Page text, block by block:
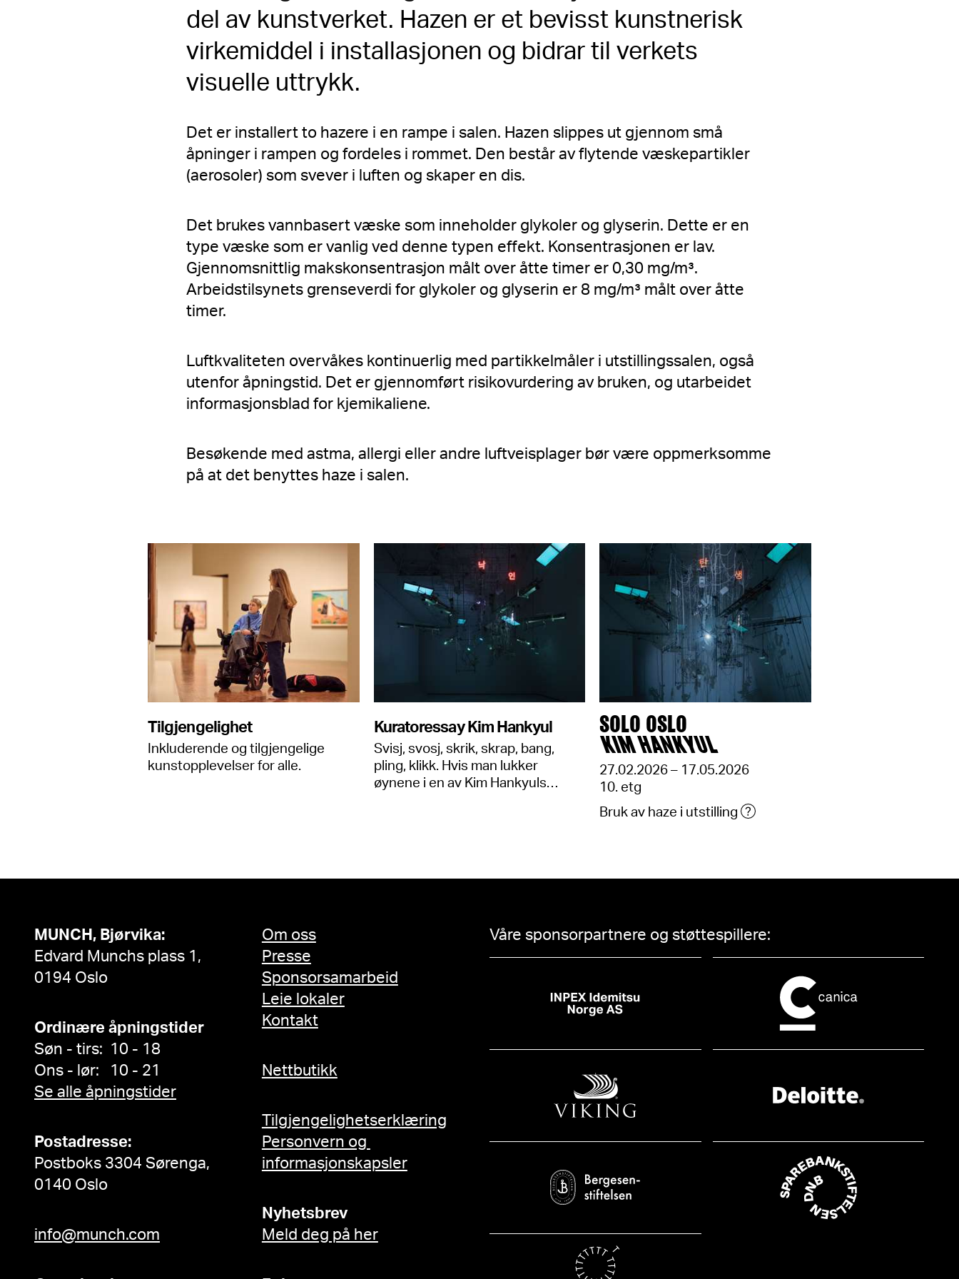
del av kunstverket. Hazen er et bevisst kunstnerisk
virkemiddel i installasjonen og bidrar til verkets
visuelle uttrykk.
Det er installert to hazere i en rampe i salen. Hazen slippes ut gjennom små
åpninger i rampen og fordeles i rommet. Den består av flytende væskepartikler
(aerosoler) som svever i luften og skaper en dis.
Det brukes vannbasert væske som inneholder glykoler og glyserin. Dette er en
type væske som er vanlig ved denne typen effekt. Konsentrasjonen er lav.
Gjennomsnittlig makskonsentrasjon målt over åtte timer er 0,30 mg/m³.
Arbeidstilsynets grenseverdi for glykoler og glyserin er 8 mg/m³ målt over åtte
timer.
Luftkvaliteten overvåkes kontinuerlig med partikkelmåler i utstillingssalen, også
utenfor åpningstid. Det er gjennomført risikovurdering av bruken, og utarbeidet
informasjonsblad for kjemikaliene.
Besøkende med astma, allergi eller andre luftveisplager bør være oppmerksomme
på at det benyttes haze i salen.
Tilgjengelighet
Inkluderende og tilgjengelige
kunstopplevelser for alle.
Kuratoressay Kim Hankyul
Svisj, svosj, skrik, skrap, bang,
pling, klikk. Hvis man lukker
øynene i en av Kim Hankyuls…
SOLO OSLO
KIM HANKYUL
27.02.2026 – 17.05.2026
10. etg
Bruk av haze i utstilling
MUNCH, Bjørvika:
Edvard Munchs plass 1,
0194 Oslo
Ordinære åpningstider
Søn - tirs: 10 - 18
Ons - lør: 10 - 21
Se alle åpningstider
Postadresse:
Postboks 3304 Sørenga,
0140 Oslo
info@munch.com
Om oss
Presse
Sponsorsamarbeid
Leie lokaler
Kontakt
Nettbutikk
Tilgjengelighetserklæring
Personvern og
informasjonskapsler
Nyhetsbrev
Meld deg på her
Våre sponsorpartnere og støttespillere: